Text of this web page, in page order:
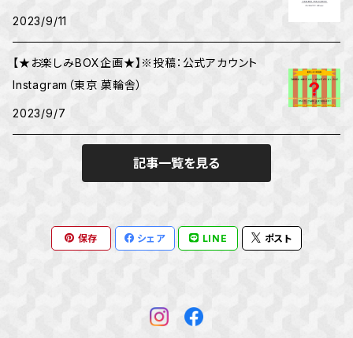
2023/9/11
【★お楽しみBOX企画★】※投稿：公式アカウント
Instagram（東京 菓輪舎）
2023/9/7
記事一覧を見る
保存 シェア LINE ポスト